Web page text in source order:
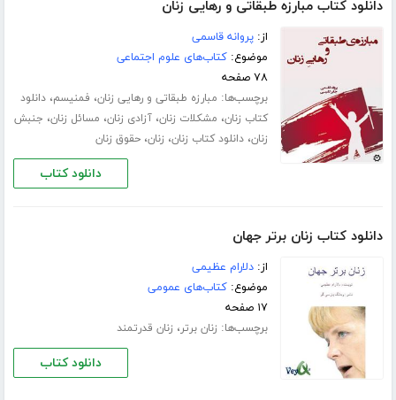
دانلود کتاب مبارزه طبقاتی و رهایی زنان
از:پروانه قاسمی
موضوع:کتاب‌های علوم اجتماعی
۷۸ صفحه
برچسب‌ها: مبارزه طبقاتی و رهایی زنان، فمنیسم،دانلود
کتاب زنان، مشکلات زنان،آزادی زنان، مسائل زنان، جنبش
زنان،دانلود کتاب زنان، زنان،حقوق زنان
دانلود کتاب
دانلود کتاب زنان برتر جهان
از:دلارام عظیمی
موضوع:کتاب‌های عمومی
۱۷ صفحه
برچسب‌ها: زنان برتر، زنان قدرتمند
دانلود کتاب